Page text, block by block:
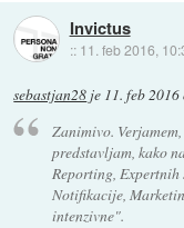
Invictus
:: 11. feb 2016,
sebastjan28 je 11. feb
Zanimivo.
predstavljam, kako
Reporting, Expertnih
Notifikacije,
intenzivne".